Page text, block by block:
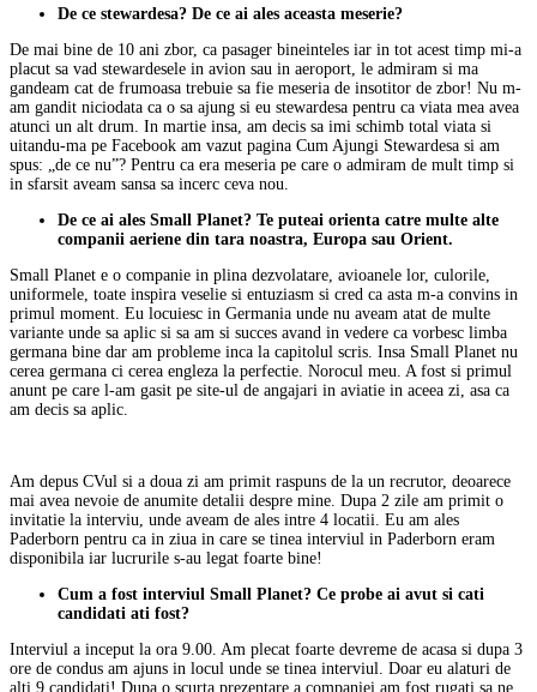
De ce stewardesa? De ce ai ales aceasta meserie?
De mai bine de 10 ani zbor, ca pasager bineinteles iar in tot acest timp mi-a
placut sa vad stewardesele in avion sau in aeroport, le admiram si ma
gandeam cat de frumoasa trebuie sa fie meseria de insotitor de zbor! Nu m-
am gandit niciodata ca o sa ajung si eu stewardesa pentru ca viata mea avea
atunci un alt drum. In martie insa, am decis sa imi schimb total viata si
uitandu-ma pe Facebook am vazut pagina Cum Ajungi Stewardesa si am
spus: „de ce nu”? Pentru ca era meseria pe care o admiram de mult timp si
in sfarsit aveam sansa sa incerc ceva nou.
De ce ai ales Small Planet? Te puteai orienta catre multe alte
companii aeriene din tara noastra, Europa sau Orient.
Small Planet e o companie in plina dezvolatare, avioanele lor, culorile,
uniformele, toate inspira veselie si entuziasm si cred ca asta m-a convins in
primul moment. Eu locuiesc in Germania unde nu aveam atat de multe
variante unde sa aplic si sa am si succes avand in vedere ca vorbesc limba
germana bine dar am probleme inca la capitolul scris. Insa Small Planet nu
cerea germana ci cerea engleza la perfectie. Norocul meu. A fost si primul
anunt pe care l-am gasit pe site-ul de angajari in aviatie in aceea zi, asa ca
am decis sa aplic.
Am depus CVul si a doua zi am primit raspuns de la un recrutor, deoarece
mai avea nevoie de anumite detalii despre mine. Dupa 2 zile am primit o
invitatie la interviu, unde aveam de ales intre 4 locatii. Eu am ales
Paderborn pentru ca in ziua in care se tinea interviul in Paderborn eram
disponibila iar lucrurile s-au legat foarte bine!
Cum a fost interviul Small Planet? Ce probe ai avut si cati
candidati ati fost?
Interviul a inceput la ora 9.00. Am plecat foarte devreme de acasa si dupa 3
ore de condus am ajuns in locul unde se tinea interviul. Doar eu alaturi de
alti 9 candidati! Dupa o scurta prezentare a companiei am fost rugați sa ne